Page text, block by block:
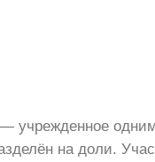
— учрежденное
на доли.